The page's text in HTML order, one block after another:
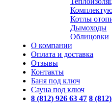
Котлы
Дымоходы
Облицовки
О компании
Оплата и доставка
Отзывы
Контакты
Баня под ключ
Сауна под ключ
8 (812) 926 63 47 8